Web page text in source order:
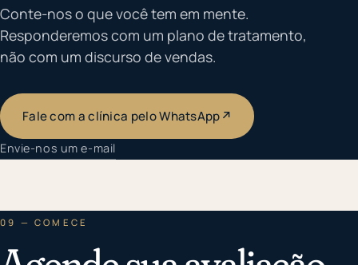
Conte-nos o que você tem em mente.
Responderemos com um plano de tratamento,
não com um discurso de vendas.
Fale com a clínica pelo WhatsApp↗
Envie-nos um e-mail
09 — COMECE